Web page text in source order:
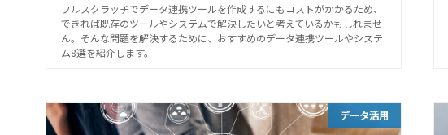
フルスクラッチでデータ連携ツールを作成するにもコストがかかるため、
できれば既存のツールやシステムで解決したいと考えているかもしれませ
ん。そんな問題を解決するために、おすすめのデータ連携ツールやシステ
ム8選を紹介します。
データ活用